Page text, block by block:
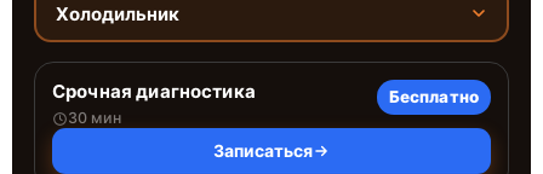
Холодильник
Срочная диагностика
30 мин
Бесплатно
Записаться